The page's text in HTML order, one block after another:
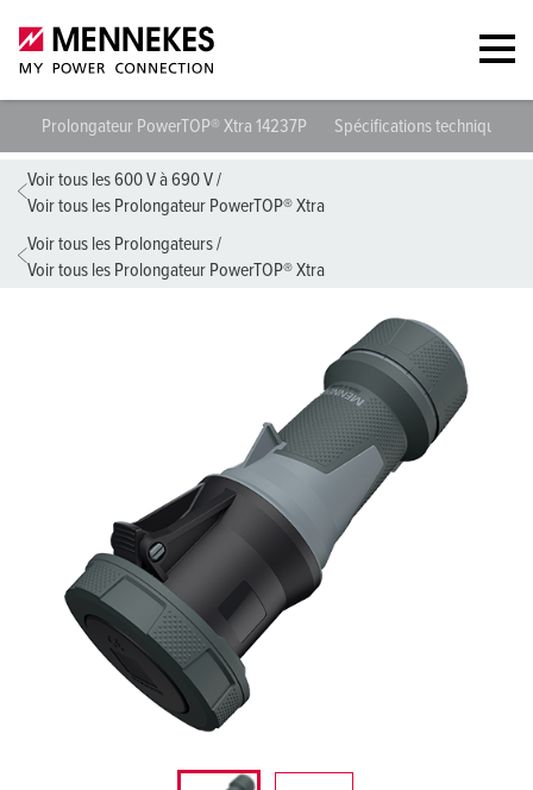
Prolongateur PowerTOP® Xtra 14237P Spécifications techniques
Voir tous les 600 V à 690 V/
Voir tous les Prolongateur PowerTOP® Xtra
Voir tous les Prolongateurs/
Voir tous les Prolongateur PowerTOP® Xtra